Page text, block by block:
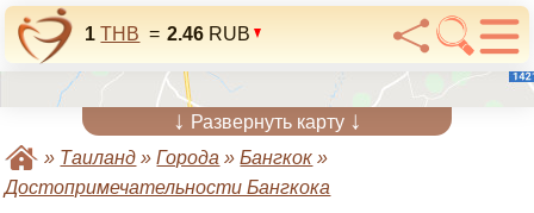
1 THB = 2.46 RUB
↓ Развернуть карту ↓
» Таиланд »Города »Бангкок »
Достопримечательности Бангкока